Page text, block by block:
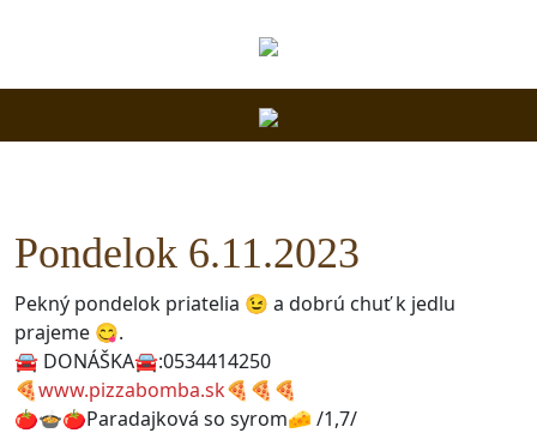
Pondelok 6.11.2023
Pekný pondelok priatelia 😉 a dobrú chuť k jedlu
prajeme 😋.
🚘 DONÁŠKA🚘:0534414250
🍕www.pizzabomba.sk🍕🍕🍕
🍅🍲🍅Paradajková so syrom🧀 /1,7/